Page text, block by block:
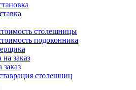
столешницы
подоконника
заказ
столешниц